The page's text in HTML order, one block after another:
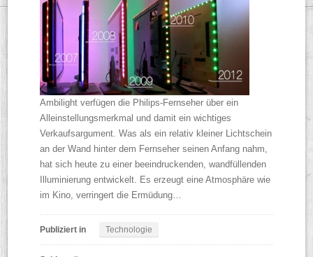
Ambilight verfügen die Philips-Fernseher über ein
Alleinstellungsmerkmal und damit ein wichtiges
Verkaufsargument. Was als ein relativ kleiner Lichtschein
an der Wand hinter dem Fernseher seinen Anfang nahm,
hat sich heute zu einer beeindruckenden, wandfüllenden
Illuminierung entwickelt. Es erzeugt eine Atmosphäre wie
im Kino, verringert die Ermüdung…
Publiziert in Technologie